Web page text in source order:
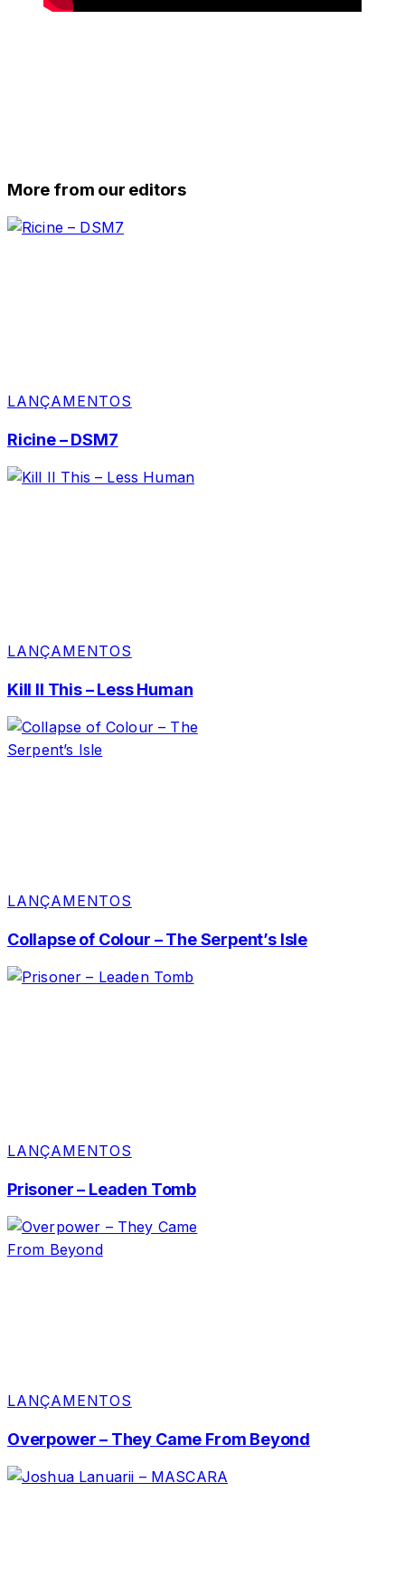
More from our editors
LANÇAMENTOS
Ricine – DSM7
LANÇAMENTOS
Kill II This – Less Human
LANÇAMENTOS
Collapse of Colour – The Serpent’s Isle
LANÇAMENTOS
Prisoner – Leaden Tomb
LANÇAMENTOS
Overpower – They Came From Beyond